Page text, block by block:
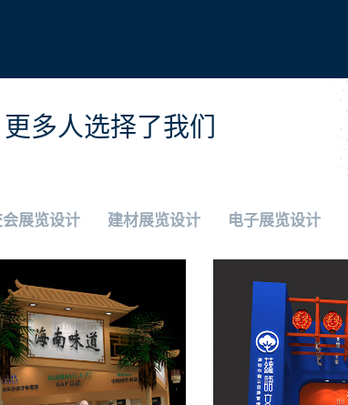
多人选择了我们
会展览设计 建材展览设计 电子展览设计